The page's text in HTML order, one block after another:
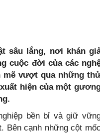
sâu lắng, nơi khán
cuộc đời của các
mẽ vượt qua những
hiện của một
bền bỉ và giữ
Bên cạnh những cột mốc